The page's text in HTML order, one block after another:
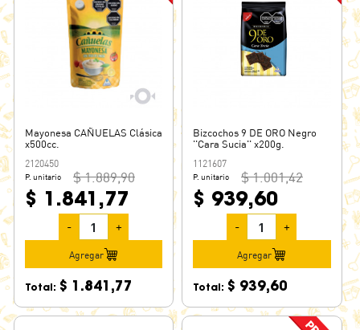
Mayonesa CAÑUELAS Clásica
x500cc.
2120450
P. unitario $ 1.889,90
$ 1.841,77
- +
Agregar
Total: $ 1.841,77
Bizcochos 9 DE ORO Negro
''Cara Sucia'' x200g.
1121607
P. unitario $ 1.001,42
$ 939,60
- +
Agregar
Total: $ 939,60